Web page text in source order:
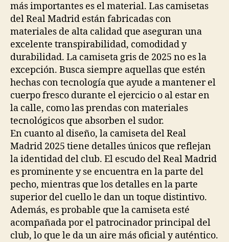
más importantes es el material. Las camisetas
del Real Madrid están fabricadas con
materiales de alta calidad que aseguran una
excelente transpirabilidad, comodidad y
durabilidad. La camiseta gris de 2025 no es la
excepción. Busca siempre aquellas que estén
hechas con tecnología que ayude a mantener el
cuerpo fresco durante el ejercicio o al estar en
la calle, como las prendas con materiales
tecnológicos que absorben el sudor.
En cuanto al diseño, la camiseta del Real
Madrid 2025 tiene detalles únicos que reflejan
la identidad del club. El escudo del Real Madrid
es prominente y se encuentra en la parte del
pecho, mientras que los detalles en la parte
superior del cuello le dan un toque distintivo.
Además, es probable que la camiseta esté
acompañada por el patrocinador principal del
club, lo que le da un aire más oficial y auténtico.